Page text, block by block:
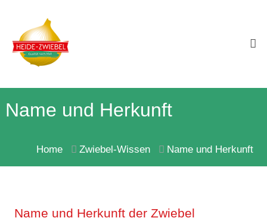
content
Zwiebel
Qualität
nach
Maß!
Name und Herkunft
Home Zwiebel-Wissen Name und Herkunft
Name und Herkunft der Zwiebel